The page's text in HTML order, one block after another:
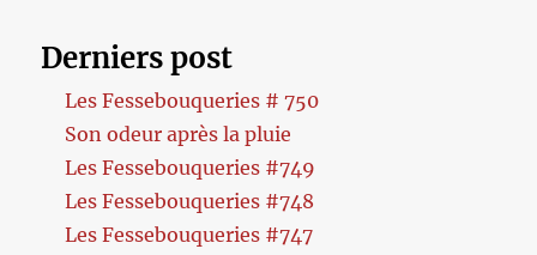
Derniers post
Les Fessebouqueries # 750
Son odeur après la pluie
Les Fessebouqueries #749
Les Fessebouqueries #748
Les Fessebouqueries #747